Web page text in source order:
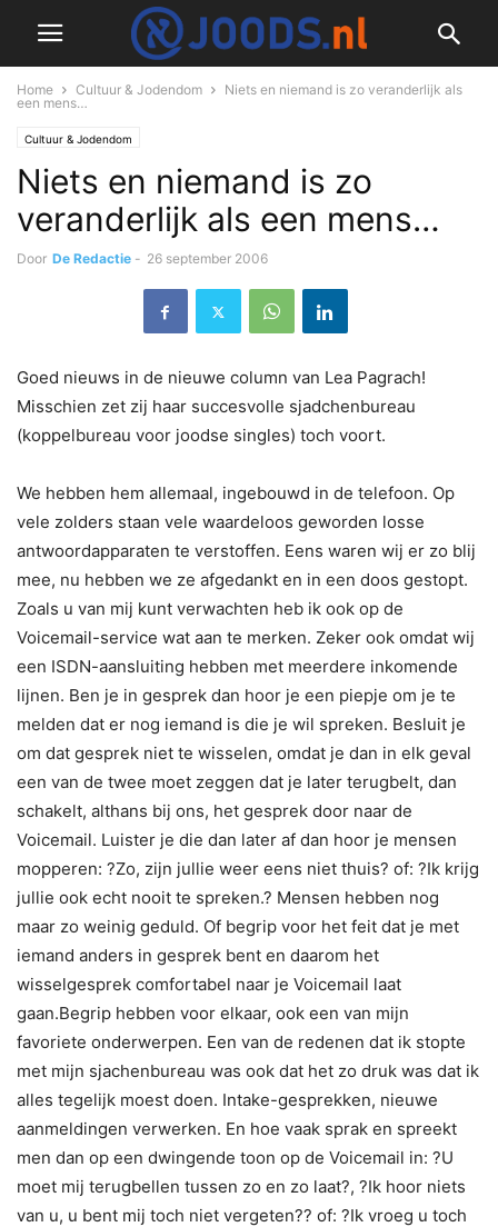
Home Cultuur & Jodendom
Niets en niemand is zo veranderlijk als
een mens…
Cultuur & Jodendom
Niets en niemand is zo
veranderlijk als een mens…
Door De Redactie - 26 september 2006
Goed nieuws in de nieuwe column van Lea Pagrach!
Misschien zet zij haar succesvolle sjadchenbureau
(koppelbureau voor joodse singles) toch voort.
We hebben hem allemaal, ingebouwd in de telefoon. Op
vele zolders staan vele waardeloos geworden losse
antwoordapparaten te verstoffen. Eens waren wij er zo blij
mee, nu hebben we ze afgedankt en in een doos gestopt.
Zoals u van mij kunt verwachten heb ik ook op de
Voicemail-service wat aan te merken. Zeker ook omdat wij
een ISDN-aansluiting hebben met meerdere inkomende
lijnen. Ben je in gesprek dan hoor je een piepje om je te
melden dat er nog iemand is die je wil spreken. Besluit je
om dat gesprek niet te wisselen, omdat je dan in elk geval
een van de twee moet zeggen dat je later terugbelt, dan
schakelt, althans bij ons, het gesprek door naar de
Voicemail. Luister je die dan later af dan hoor je mensen
mopperen: ?Zo, zijn jullie weer eens niet thuis? of: ?Ik krijg
jullie ook echt nooit te spreken.? Mensen hebben nog
maar zo weinig geduld. Of begrip voor het feit dat je met
iemand anders in gesprek bent en daarom het
wisselgesprek comfortabel naar je Voicemail laat
gaan.Begrip hebben voor elkaar, ook een van mijn
favoriete onderwerpen. Een van de redenen dat ik stopte
met mijn sjachenbureau was ook dat het zo druk was dat ik
alles tegelijk moest doen. Intake-gesprekken, nieuwe
aanmeldingen verwerken. En hoe vaak sprak en spreekt
men dan op een dwingende toon op de Voicemail in: ?U
moet mij terugbellen tussen zo en zo laat?, ?Ik hoor niets
van u, u bent mij toch niet vergeten?? of: ?Ik vroeg u toch